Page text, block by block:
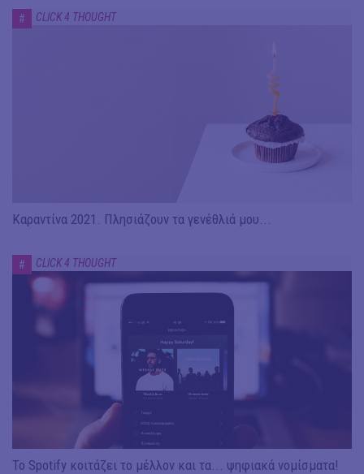
# CLICK 4 THOUGHT
Καραντίνα 2021. Πλησιάζουν τα γενέθλιά μου...
# CLICK 4 THOUGHT
To Spotify κοιτάζει το μέλλον και τα... ψηφιακά νομίσματα!